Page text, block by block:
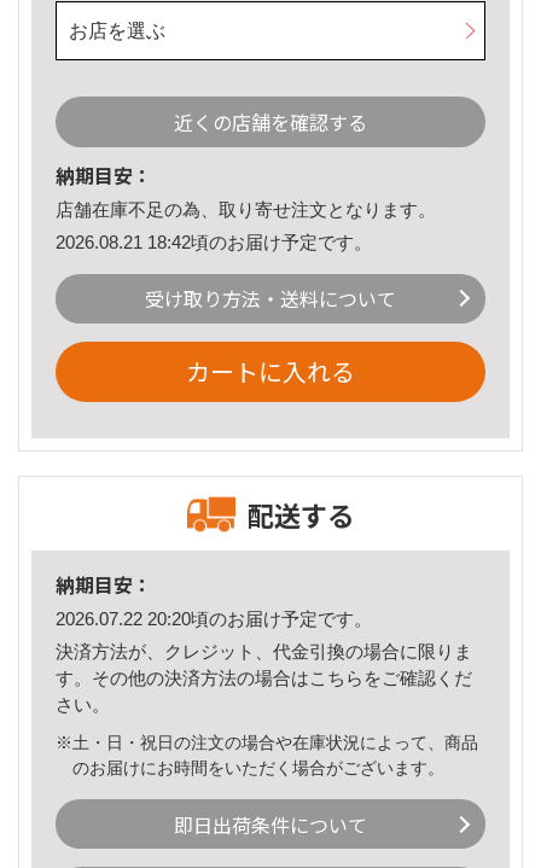
お店を選ぶ
近くの店舗を確認する
納期目安：
店舗在庫不足の為、取り寄せ注文となります。
2026.08.21 18:42頃のお届け予定です。
受け取り方法・送料について
カートに入れる
配送する
納期目安：
2026.07.22 20:20頃のお届け予定です。
決済方法が、クレジット、代金引換の場合に限りま
す。その他の決済方法の場合はこちら をご確認くだ
さい。
※土・日・祝日の注文の場合や在庫状況によって、商品
のお届けにお時間をいただく場合がございます。
即日出荷条件について